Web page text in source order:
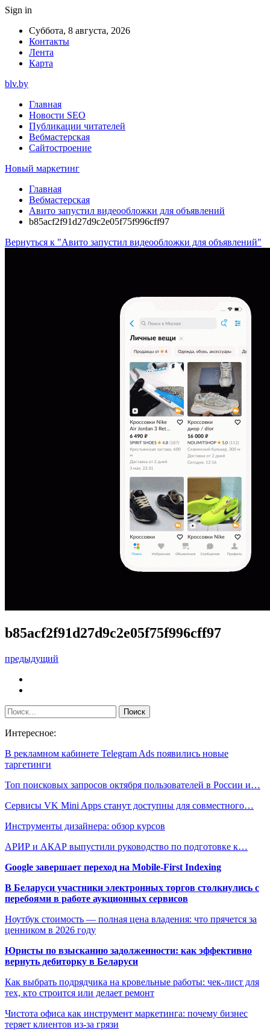
Sign in
Суббота, 8 августа, 2026
Контакты
Лента
Карта
blv.by
Главная
Новости SEO
Публикации читателей
Вебмастерская
Сайтостроение
Новый маркетинг
Главная
Вебмастерская
Авито запустил видеообложки для объявлений
b85acf2f91d27d9c2e05f75f996cff97
Вернуться к "Авито запустил видеообложки для объявлений"
b85acf2f91d27d9c2e05f75f996cff97
предыдущий
Интересное:
В рекламном кабинете Telegram Ads появились новые
таргетинги
Топ поисковых запросов октября пользователей в России и…
Сервисы VK Mini Apps станут доступны для совместного…
Инструменты дизайнера: обзор курсов
АРИР и АКАР выпустили руководство по подготовке к…
Google завершает переход на Mobile-First Indexing
В Беларуси участники электронных торгов столкнулись с
перебоями в работе аукционных сервисов
Ноутбук стоимость — полная цена владения: что прячется за
ценником в 2026 году
Юристы по взысканию задолженности: как эффективно
вернуть дебиторку в Беларуси
Как выбрать подрядчика на кровельные работы: чек-лист для
тех, кто строится или делает ремонт
Чистота офиса как инструмент маркетинга: почему бизнес
теряет клиентов из-за грязи